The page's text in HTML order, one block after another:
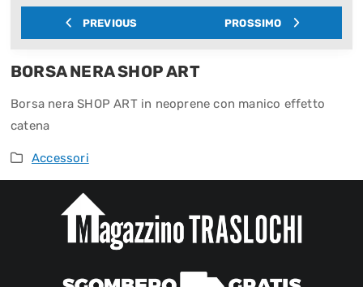
PREVIOUS PROSSIMO
BORSA NERA SHOP ART
Borsa nera SHOP ART in neoprene con manico effetto
catena
Accessori